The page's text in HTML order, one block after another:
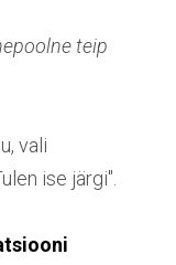
teip
vali
ise järgi".